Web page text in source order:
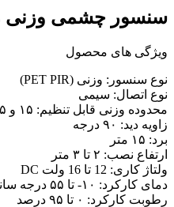
سنسور چشمی وزنی
ویژگی های محصول
نوع سنسور: وزنی (PET PIR)
نوع اتصال: سیمی
محدوده وزنی قابل تنظیم: ۱۵ و ۲۵ کیلوگرم
زاویه دید: ۹۰ درجه
برد: ۱۵ متر
ارتفاع نصب: ۲ تا ۳ متر
ولتاژ کاری: 12 تا 16 ولت DC
دمای کارکرد: ۱۰- تا ۵۵ درجه سانتیگراد
رطوبت کارکرد: ۰ تا ۹۵ درصد